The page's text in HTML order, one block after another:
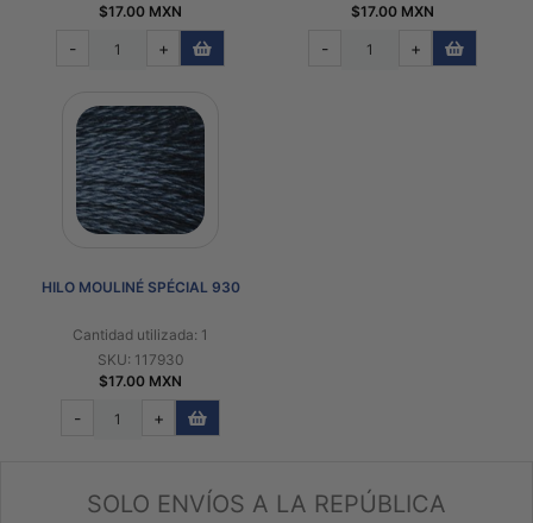
$17.00 MXN
- +
$17.00 MXN
- +
HILO MOULINÉ SPÉCIAL 930
Cantidad utilizada: 1
SKU: 117930
$17.00 MXN
- +
SOLO ENVÍOS A LA REPÚBLICA